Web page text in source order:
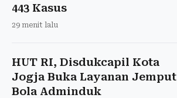
443 Kasus
29 menit lalu
HUT RI, Disdukcapil Kota
Jogja Buka Layanan Jemput
Bola Adminduk